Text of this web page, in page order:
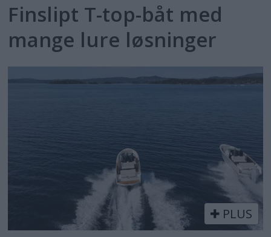
Finslipt T-top-båt med
mange lure løsninger
PLUS